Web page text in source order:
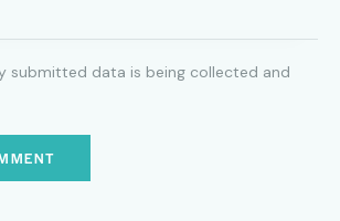
submitted data is being collected and